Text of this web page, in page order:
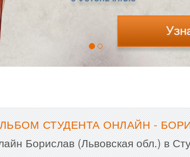
СТУДЕНТА ОНЛАЙН -
Борислав (Львовская обл.) в